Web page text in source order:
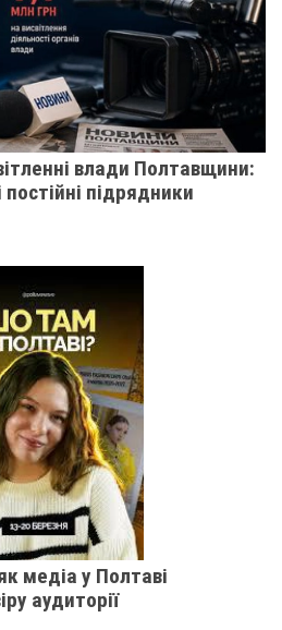
влади Полтавщини:
підрядники
медіа у Полтаві
аудиторії